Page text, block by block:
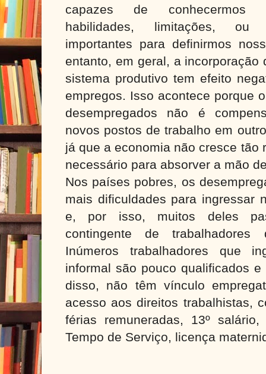
capazes de conhecermos
habilidades, limitações, ou
importantes para definirmos
entanto, em geral, a incorporação
sistema produtivo tem efeito
empregos. Isso acontece porque
desempregados não é
novos postos de trabalho em
já que a economia não cresce tão
necessário para absorver a mão
Nos países pobres, os
mais dificuldades para ingressar
e, por isso, muitos deles
contingente de trabalhadores
Inúmeros trabalhadores que
informal são pouco qualificados
disso, não têm vínculo
acesso aos direitos trabalhistas,
férias remuneradas, 13º
Tempo de Serviço, licença